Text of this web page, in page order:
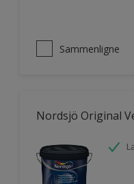
Sammenligne
Nordsjö Original